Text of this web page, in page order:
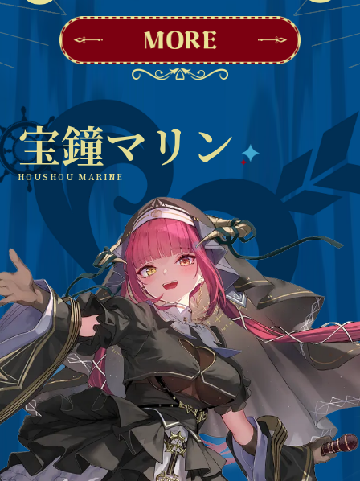
宝鐘マリン
HOUSHOU MARINE